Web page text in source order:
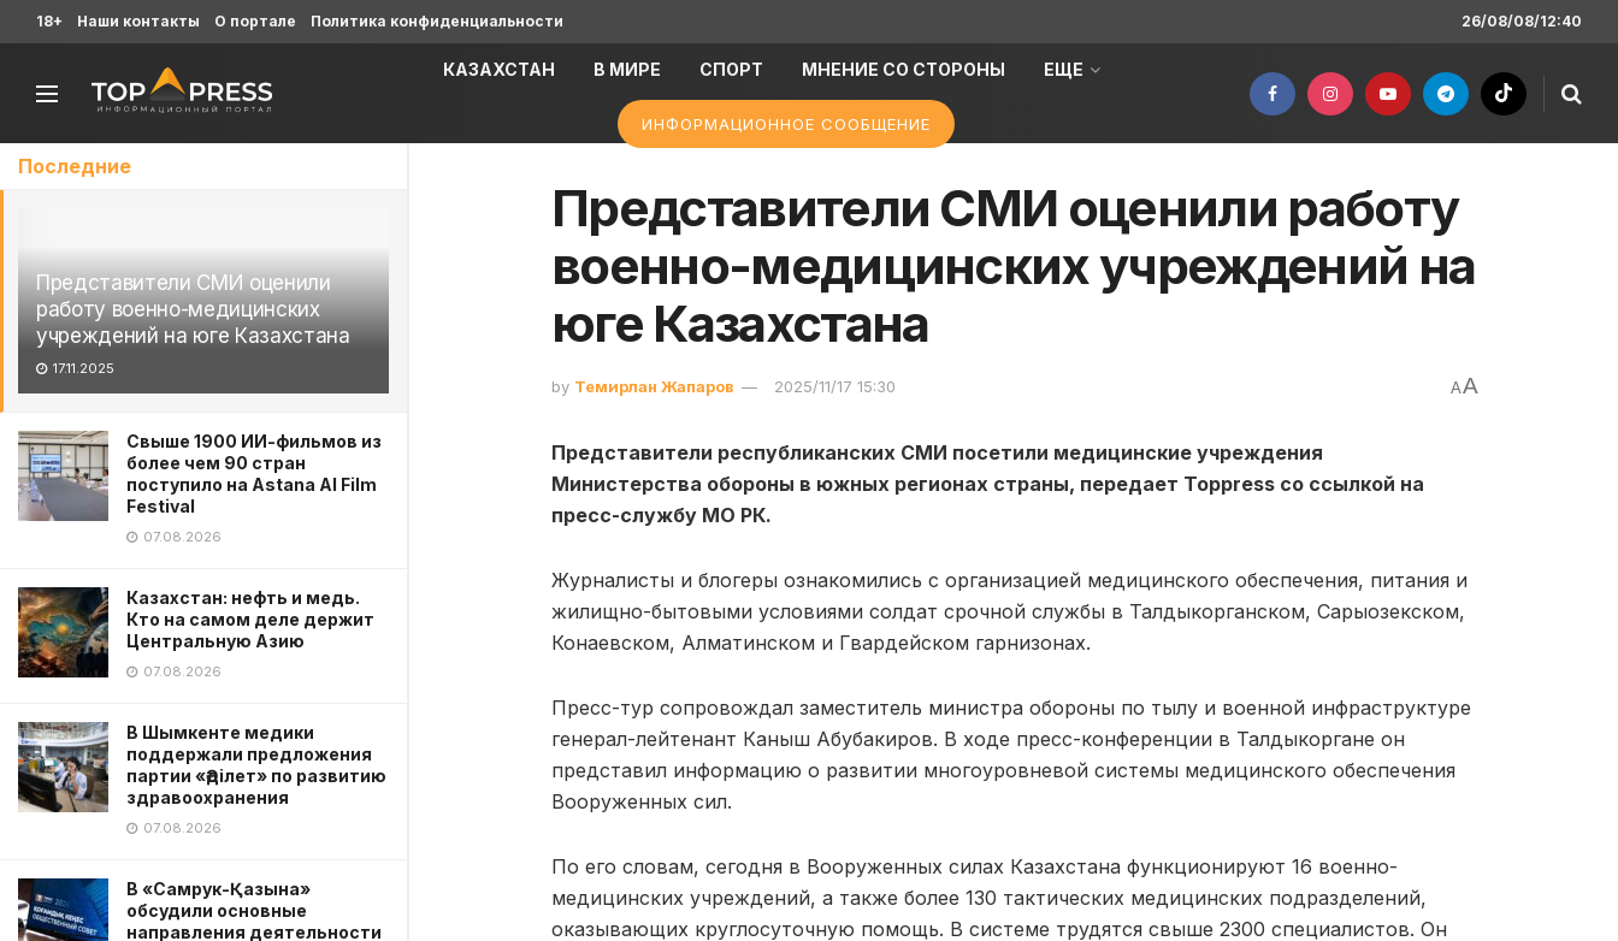
Последние
Представители СМИ оценили
работу военно-медицинских
учреждений на юге Казахстана
17.11.2025
Свыше 1900 ИИ-фильмов из
более чем 90 стран
поступило на Astana AI Film
Festival
07.08.2026
Казахстан: нефть и медь.
Кто на самом деле держит
Центральную Азию
07.08.2026
В Шымкенте медики
поддержали предложения
партии «Әділет» по развитию
здравоохранения
07.08.2026
В «Самрук-Қазына»
обсудили основные
направления деятельности
18+ Наши контакты О портале Политика конфиденциальности 26/08/08/12:40
КАЗАХСТАН В МИРЕ СПОРТ МНЕНИЕ СО СТОРОНЫ ЕЩЕ
ИНФОРМАЦИОННОЕ СООБЩЕНИЕ
Представители СМИ оценили работу
военно-медицинских учреждений на
юге Казахстана
by Темирлан Жапаров 2025/11/17 15:30 AA
Представители республиканских СМИ посетили медицинские учреждения
Министерства обороны в южных регионах страны, передает Toppress со ссылкой на
пресс-службу МО РК.
Журналисты и блогеры ознакомились с организацией медицинского обеспечения, питания и
жилищно-бытовыми условиями солдат срочной службы в Талдыкорганском, Сарыозекском,
Конаевском, Алматинском и Гвардейском гарнизонах.
Пресс-тур сопровождал заместитель министра обороны по тылу и военной инфраструктуре
генерал-лейтенант Каныш Абубакиров. В ходе пресс-конференции в Талдыкоргане он
представил информацию о развитии многоуровневой системы медицинского обеспечения
Вооруженных сил.
По его словам, сегодня в Вооруженных силах Казахстана функционируют 16 военно-
медицинских учреждений, а также более 130 тактических медицинских подразделений,
оказывающих круглосуточную помощь. В системе трудятся свыше 2300 специалистов. Он